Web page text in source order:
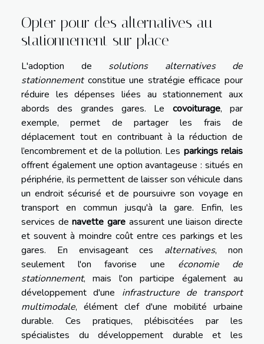
Opter pour des alternatives au
stationnement sur place
L'adoption de solutions alternatives de
stationnementconstitue une stratégie efficace pour
réduire les dépenses liées au stationnement aux
abords des grandes gares. Le covoiturage, par
exemple, permet de partager les frais de
déplacement tout en contribuant à la réduction de
l’encombrement et de la pollution. Les parkings relais
offrent également une option avantageuse : situés en
périphérie, ils permettent de laisser son véhicule dans
un endroit sécurisé et de poursuivre son voyage en
transport en commun jusqu'à la gare. Enfin, les
services denavette gare assurent une liaison directe
et souvent à moindre coût entre ces parkings et les
gares. En envisageant ces alternatives, non
seulement l'on favorise une économie de
stationnement, mais l'on participe également au
développement d'une infrastructure de transport
multimodale, élément clef d'une mobilité urbaine
durable. Ces pratiques, plébiscitées par les
spécialistes du développement durable et les